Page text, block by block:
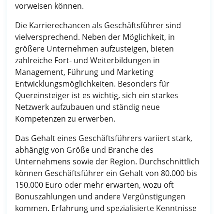
vorweisen können.
Die Karrierechancen als Geschäftsführer sind
vielversprechend. Neben der Möglichkeit, in
größere Unternehmen aufzusteigen, bieten
zahlreiche Fort- und Weiterbildungen in
Management, Führung und Marketing
Entwicklungsmöglichkeiten. Besonders für
Quereinsteiger ist es wichtig, sich ein starkes
Netzwerk aufzubauen und ständig neue
Kompetenzen zu erwerben.
Das Gehalt eines Geschäftsführers variiert stark,
abhängig von Größe und Branche des
Unternehmens sowie der Region. Durchschnittlich
können Geschäftsführer ein Gehalt von 80.000 bis
150.000 Euro oder mehr erwarten, wozu oft
Bonuszahlungen und andere Vergünstigungen
kommen. Erfahrung und spezialisierte Kenntnisse